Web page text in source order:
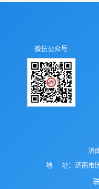
微信公众号
济
地 址：济南市